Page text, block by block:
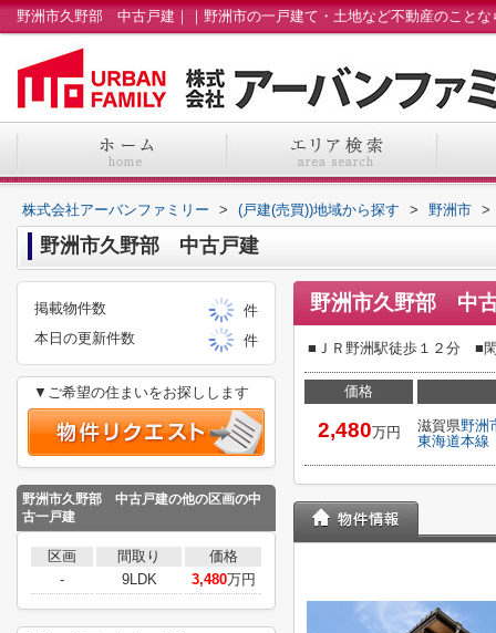
株式会社アーバンファミリー > (戸建(売買))地域から探す > 野洲市 >
野洲市久野部 中古戸建
野洲市久野部 中
■ＪＲ野洲駅徒歩１２分 ■
価格
2,480万円 滋賀県野洲
東海道本線
掲載物件数
件
本日の更新件数
件
▼ご希望の住まいをお探しします
野洲市久野部 中古戸建の他の区画の中
古一戸建
区画 間取り
価格
-
9LDK 3,480万円